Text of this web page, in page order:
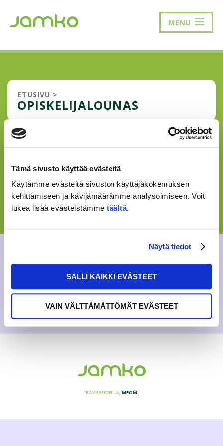
Tämä sivusto käyttää evästeitä
Käytämme evästeitä sivuston käyttäjäkokemuksen
kehittämiseen ja kävijämäärämme analysoimiseen. Voit
lukea lisää evästeistämme täältä.
Näytä tiedot
SALLI KAIKKI EVÄSTEET
VAIN VÄLTTÄMÄTTÖMÄT EVÄSTEET
MENU
ETUSIVU >
OPISKELIJALOUNAS
JAMKO TARJOAA ILMAISEN
OPISKELIJALLE
Jyväskylän ammattikorkeakoulun opiskelijakunta JAMKO
tarjoaa 1000:lle ensimmäiselle jäsenelleen ilmaisen
opiskelijalounaan Kampusravintola Semman
haluaa turvata opiskelijoille monipuolisen ja terveel...
AJANKOHTAISTA YLEINEN
2.4.2020
RAKKAUDELLA, MEOM